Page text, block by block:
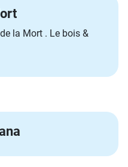
la Mort . Le bois &